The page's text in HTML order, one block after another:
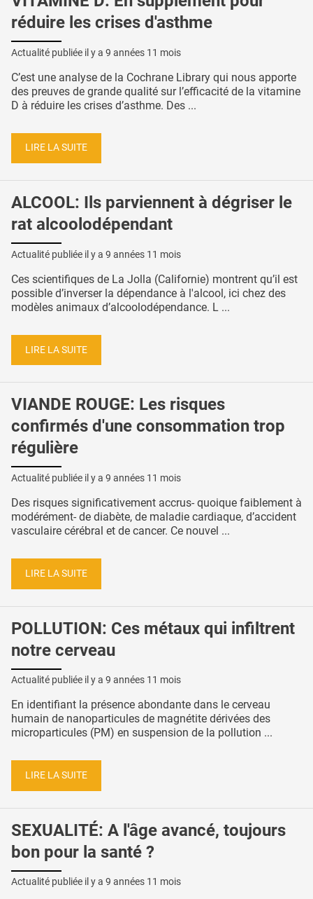
réduire les crises d'asthme
Actualité publiée il y a 9 années 11 mois
C’est une analyse de la Cochrane Library qui nous apporte
des preuves de grande qualité sur l’efficacité de la vitamine
D à réduire les crises d’asthme. Des ...
LIRE LA SUITE
ALCOOL: Ils parviennent à dégriser le
rat alcoolodépendant
Actualité publiée il y a 9 années 11 mois
Ces scientifiques de La Jolla (Californie) montrent qu’il est
possible d’inverser la dépendance à l'alcool, ici chez des
modèles animaux d’alcoolodépendance. L ...
LIRE LA SUITE
VIANDE ROUGE: Les risques
confirmés d'une consommation trop
régulière
Actualité publiée il y a 9 années 11 mois
Des risques significativement accrus- quoique faiblement à
modérément- de diabète, de maladie cardiaque, d’accident
vasculaire cérébral et de cancer. Ce nouvel ...
LIRE LA SUITE
POLLUTION: Ces métaux qui infiltrent
notre cerveau
Actualité publiée il y a 9 années 11 mois
En identifiant la présence abondante dans le cerveau
humain de nanoparticules de magnétite dérivées des
microparticules (PM) en suspension de la pollution ...
LIRE LA SUITE
SEXUALITÉ: A l'âge avancé, toujours
bon pour la santé ?
Actualité publiée il y a 9 années 11 mois